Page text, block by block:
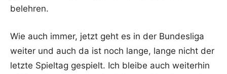
belehren.
Wie auch immer, jetzt geht es in der Bundesliga
weiter und auch da ist noch lange, lange nicht der
letzte Spieltag gespielt. Ich bleibe auch weiterhin